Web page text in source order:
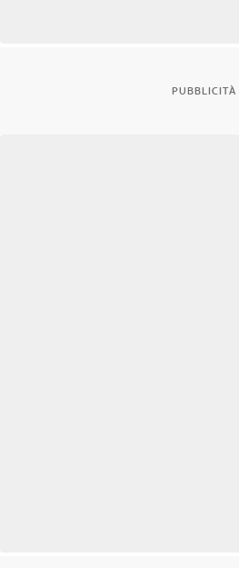
PUBBLICITÀ